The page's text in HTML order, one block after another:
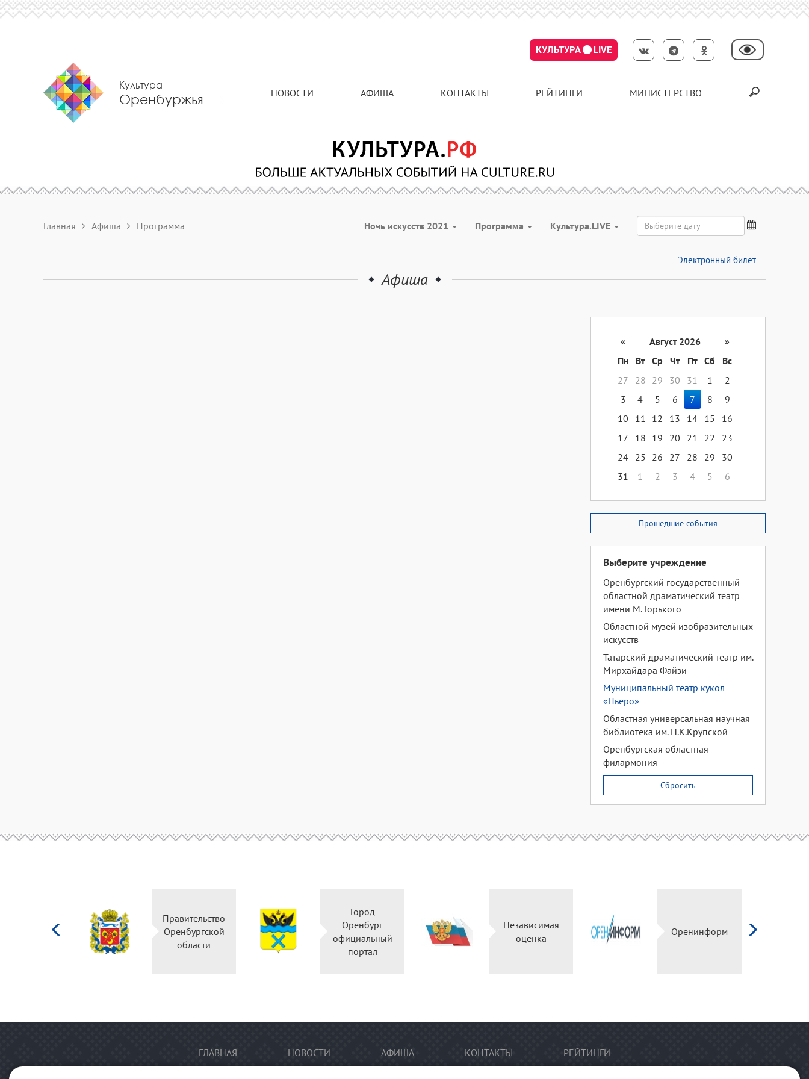
КУЛЬТУРА LIVE
Культура
Оренбуржья НОВОСТИ АФИША КОНТАКТЫ РЕЙТИНГИ МИНИСТЕРСТВО
Главная Афиша Программа Ночь искусств 2021 Программа Культура.LIVE
Электронный билет
Афиша
« Август 2026
»
Пн
Вт Ср Чт Пт Сб
Вс
27
28 29 30 31 1
2
3
4 5 6 7 8
9
10
11 12 13 14 15
16
17
18 19 20 21 22
23
24 25 26 27 28 29
30
31
1 2 3 4 5 6
Прошедшие события
Выберите учреждение
Оренбургский государственный
областной драматический театр
имени М. Горького
Областной музей изобразительных
искусств
Татарский драматический театр им.
Мирхайдара Файзи
Муниципальный театр кукол
«Пьеро»
Областная универсальная научная
библиотека им. Н.К.Крупской
Оренбургская областная
филармония
Сбросить
Правительство
Оренбургской
области
Город
Оренбург
официальный
портал
Независимая
оценка
Оренинформ
ГЛАВНАЯ НОВОСТИ АФИША КОНТАКТЫ РЕЙТИНГИ